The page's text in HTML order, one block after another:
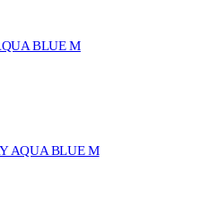
BLUE M
AQUA BLUE M